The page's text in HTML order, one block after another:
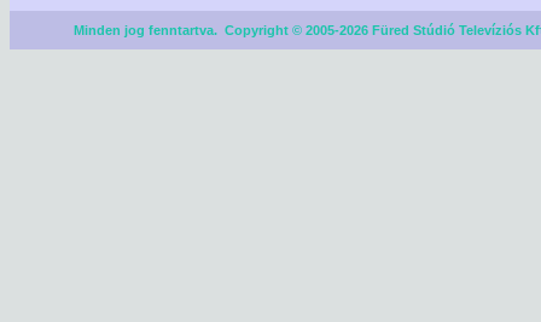
Minden jog fenntartva. Copyright © 2005-2026 Füred Stúdió Televíziós